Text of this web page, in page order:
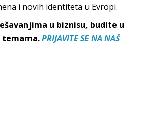
i novih identiteta u Evropi.
u biznisu, budite u
temama.PRIJAVITE SE NA NAŠ